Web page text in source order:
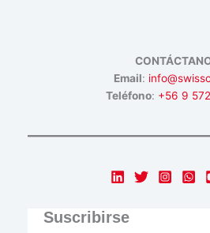
Email:
Teléfono: +56 9
Suscribirse